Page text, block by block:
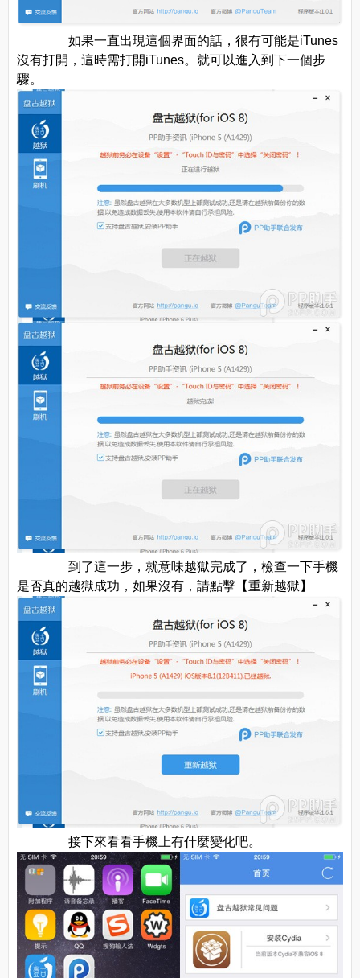
如果一直出現這個界面的話，很有可能是iTunes
沒有打開，這時需打開iTunes。就可以進入到下一個步
驟。
到了這一步，就意味越獄完成了，檢查一下手機
是否真的越獄成功，如果沒有，請點擊【重新越獄】
接下來看看手機上有什麼變化吧。